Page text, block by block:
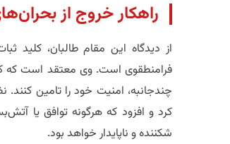
​راهکار خروج از
از دیدگاه این مقام طالبان، کلید
فرامنطقوی است. وی معتقد است که
چندجانبه، امنیت خود را تامین کنند.
کرد و افزود که هرگونه توافق یا
شکننده و ناپایدار خواهد بود.